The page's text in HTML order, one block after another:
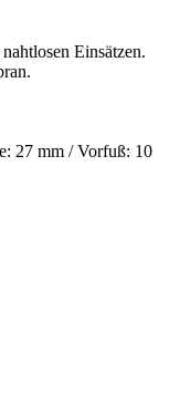
Einsätzen.
27 mm / Vorfuß: 10